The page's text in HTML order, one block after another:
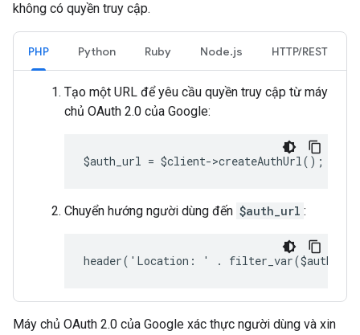
không có quyền truy cập.
PHP Python Ruby Node.js HTTP/REST
Tạo một URL để yêu cầu quyền truy cập từ máy
chủ OAuth 2.0 của Google:
$auth_url = $client->createAuthUrl();
Chuyển hướng người dùng đến $auth_url :
header('Location: ' . filter_var($auth_url,
Máy chủ OAuth 2.0 của Google xác thực người dùng và xin